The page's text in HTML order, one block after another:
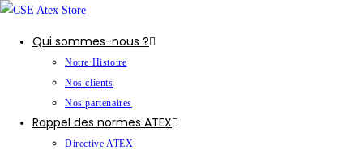
Qui sommes-nous ?
Notre Histoire
Nos clients
Nos partenaires
Rappel des normes ATEX
Directive ATEX